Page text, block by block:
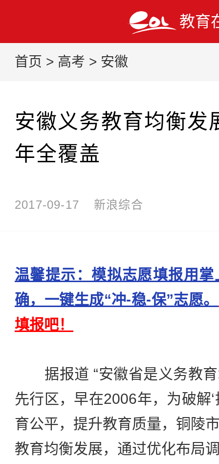
教育
首页 > 高考 > 安徽
安徽义务教育均衡发
年全覆盖
2017-09-17 新浪综合
温馨提示：模拟志愿填报用
确，一键生成“冲-稳-保”志愿。
填报吧！
据报道 “安徽省是义务教育
先行区，早在2006年，为破解
育公平，提升教育质量，铜陵
教育均衡发展，通过优化布局